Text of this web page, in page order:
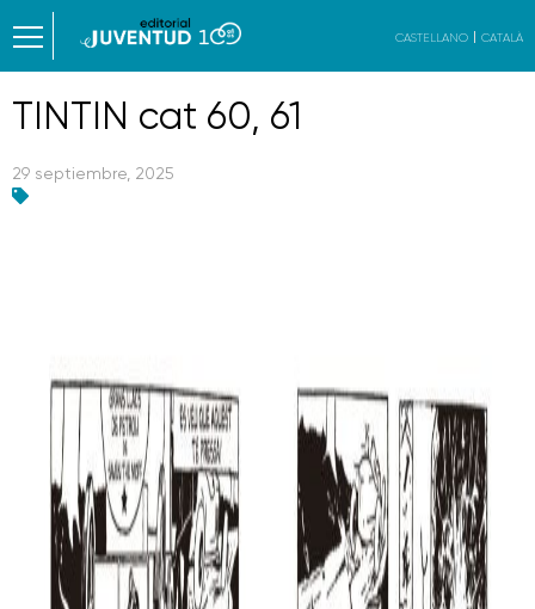
CASTELLANO CATALÀ
TINTIN cat 60, 61
29 septiembre, 2025